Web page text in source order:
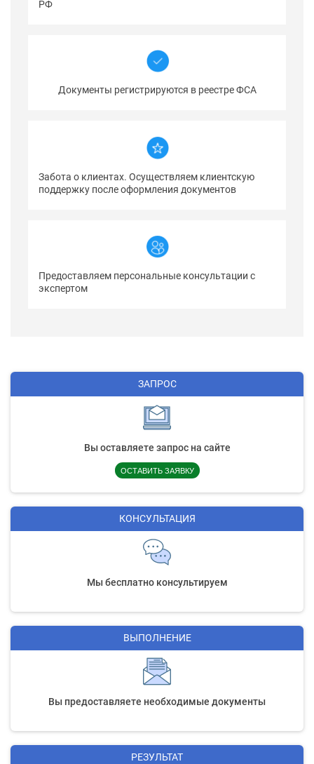
РФ
Документы регистрируются в реестре ФСА
Забота о клиентах. Осуществляем клиентскую
поддержку после оформления документов
Предоставляем персональные консультации с
экспертом
ЗАПРОС
Вы оставляете запрос на сайте
ОСТАВИТЬ ЗАЯВКУ
КОНСУЛЬТАЦИЯ
Мы бесплатно консультируем
ВЫПОЛНЕНИЕ
Вы предоставляете необходимые документы
РЕЗУЛЬТАТ